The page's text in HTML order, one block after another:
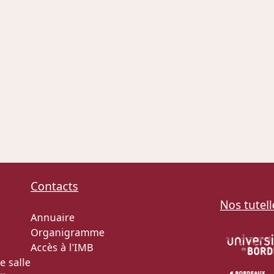
salle
Contacts
Annuaire
Organigramme
Accès à l'IMB
Nos